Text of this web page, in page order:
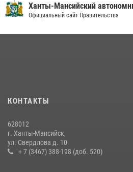
В Югре военнослужащие и сотрудники
11 июля 2026, 12:26
Ханты-Мансийский
Официальный сайт Правительства
КОНТАКТЫ
628012
г. Ханты-Мансийск,
ул. Свердлова д. 10
+ 7 (3467) 388-198 (доб. 520)